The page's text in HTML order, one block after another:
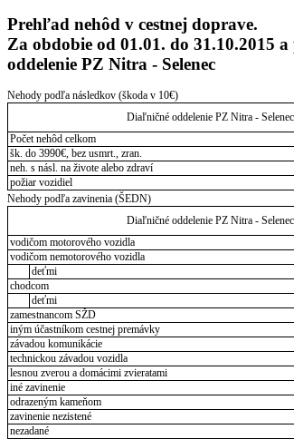
Prehľad nehôd v cestnej doprave.
Za obdobie od 01.01. do 31.10.2015
oddelenie PZ Nitra - Selenec
Nehody podľa následkov (škoda v 10€)
Diaľničné oddelenie PZ Nitra - Selenec
Počet nehôd celkom
šk. do 3990€, bez usmrt., zran.
neh. s násl. na živote alebo zdraví
požiar vozidiel
Nehody podľa zavinenia (ŠEDN)
Diaľničné oddelenie PZ Nitra - Selenec
vodičom motorového vozidla
vodičom nemotorového vozidla
deťmi
chodcom
deťmi
zamestnancom SŽD
iným účastníkom cestnej premávky
závadou komunikácie
technickou závadou vozidla
lesnou zverou a domácimi zvieratami
iné zavinenie
odrazeným kameňom
zavinenie nezistené
nezadané